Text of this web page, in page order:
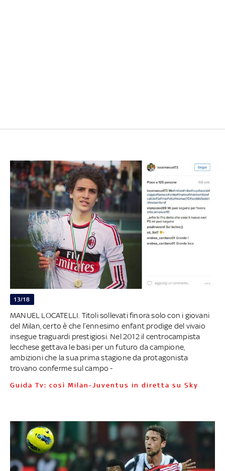
13/18
MANUEL LOCATELLI. Titoli sollevati finora solo con i giovani
del Milan, certo è che l’ennesimo enfant prodige del vivaio
insegue traguardi prestigiosi. Nel 2012 il centrocampista
lecchese gettava le basi per un futuro da campione,
ambizioni che la sua prima stagione da protagonista
trovano conferme sul campo -
Guida Tv: così Milan-Juventus in diretta su Sky